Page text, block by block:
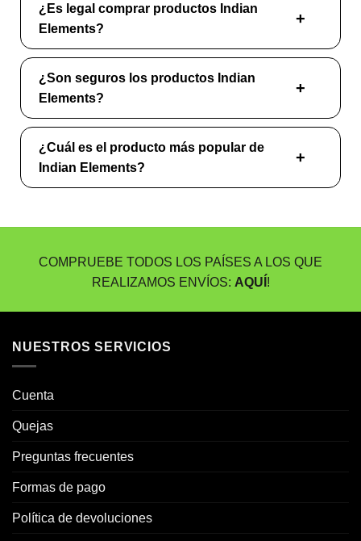
¿Es legal comprar productos Indian
Elements?
¿Son seguros los productos Indian
Elements?
¿Cuál es el producto más popular de
Indian Elements?
COMPRUEBE TODOS LOS PAÍSES A LOS QUE
REALIZAMOS ENVÍOS: AQUÍ !
NUESTROS SERVICIOS
Cuenta
Quejas
Preguntas frecuentes
Formas de pago
Política de devoluciones